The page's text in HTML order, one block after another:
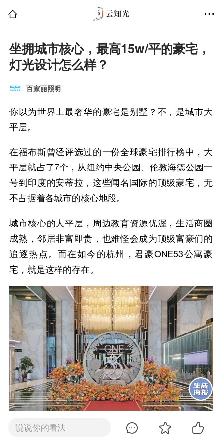
坐拥城市核心，最高15w/平的豪宅，
灯光设计怎么样？
百家丽照明
你以为世界上最奢华的豪宅是别墅？不，是城市大
平层。
在福布斯曾经评选过的一份全球豪宅排行榜中，大
平层就占了7个，从纽约中央公园、伦敦海德公园一
号到印度的安蒂拉，这些闻名国际的顶级豪宅，无
不占据着各城市的核心地段。
城市核心的大平层，周边教育资源优渥，生活商圈
成熟，邻居非富即贵，也难怪会成为顶级富豪们的
追逐热点。而在如今的杭州，君豪ONE53公寓豪
宅，就是这样的存在。
说说你的看法